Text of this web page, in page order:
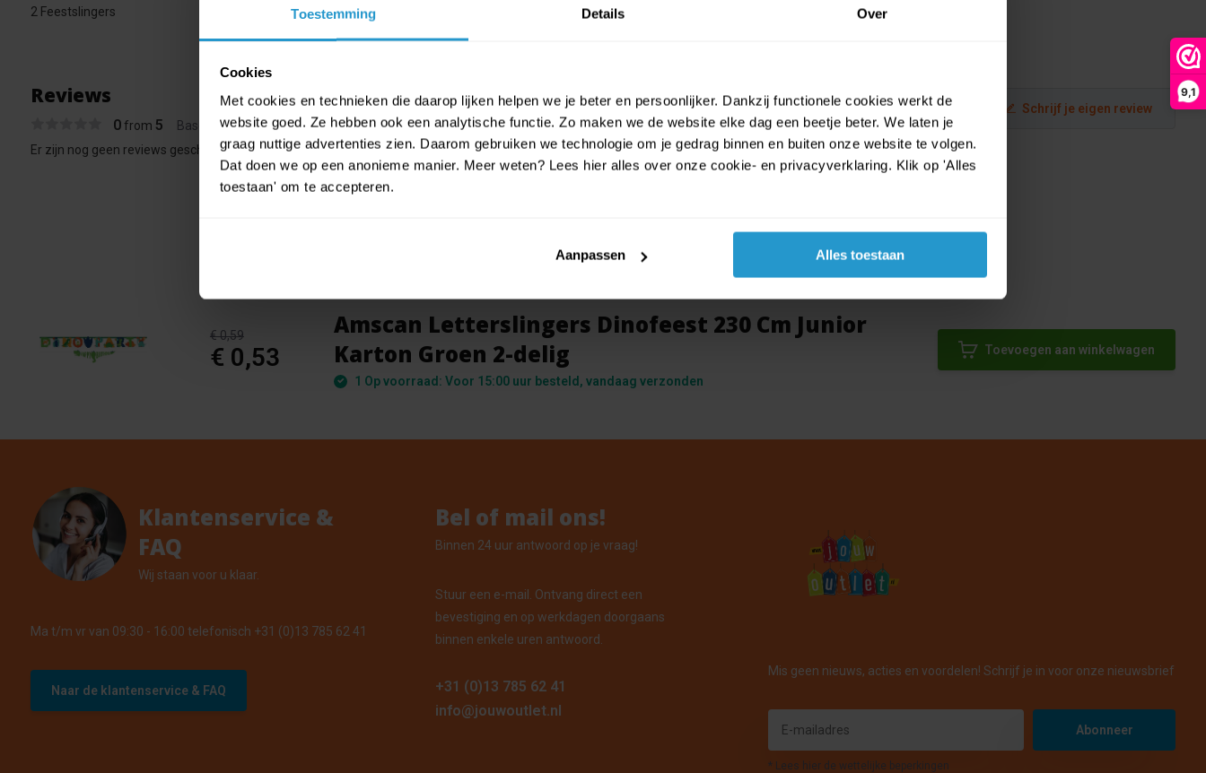
Toestemming Details Over
Cookies
Met cookies en technieken die daarop lijken helpen we je beter en persoonlijker. Dankzij functionele cookies werkt de
website goed. Ze hebben ook een analytische functie. Zo maken we de website elke dag een beetje beter. We laten je
graag nuttige advertenties zien. Daarom gebruiken we technologie om je gedrag binnen en buiten onze website te volgen.
Dat doen we op een anonieme manier. Meer weten? Lees hier alles over onze cookie- en privacyverklaring. Klik op 'Alles
toestaan' om te accepteren.
Aanpassen Alles toestaan
9,1
2 Feestslingers
Reviews
0from 5 Based on 0 reviews
Schrijf je eigen review
Er zijn nog geen reviews geschreven over dit product..
€ 0,59
€ 0,53
Amscan Letterslingers Dinofeest 230 Cm Junior
Karton Groen 2-delig
1 Op voorraad: Voor 15:00 uur besteld, vandaag verzonden
Toevoegen aan winkelwagen
Klantenservice &
FAQ
Wij staan voor u klaar.
Ma t/m vr van 09:30 - 16:00 telefonisch +31 (0)13 785 62 41
Naar de klantenservice & FAQ
Bel of mail ons!
Binnen 24 uur antwoord op je vraag!
Stuur een e-mail. Ontvang direct een
bevestiging en op werkdagen doorgaans
binnen enkele uren antwoord.
+31 (0)13 785 62 41
info@jouwoutlet.nl
Mis geen nieuws, acties en voordelen! Schrijf je in voor onze nieuwsbrief
Abonneer
* Lees hier de wettelijke beperkingen